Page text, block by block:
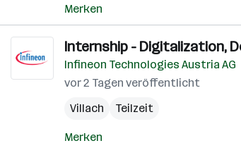
Merken
Internship - Digitalization,
Infineon Technologies Austria AG
vor 2 Tagen veröffentlicht
Villach
Teilzeit
Merken